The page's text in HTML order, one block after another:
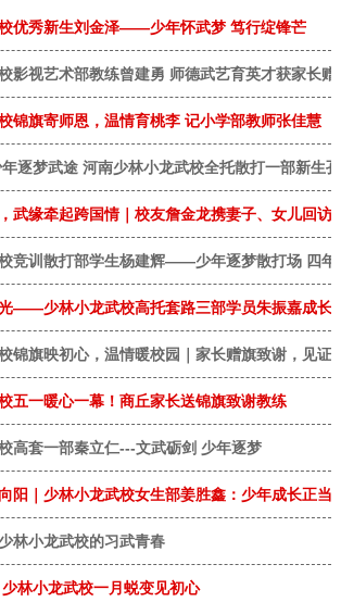
优秀新生刘金泽——少年怀武梦 笃行绽锋芒
影视艺术部教练曾建勇 师德武艺育英才获家长赠
锦旗寄师恩，温情育桃李 记小学部教师张佳慧
逐梦武途 河南少林小龙武校全托散打一部新生
武缘牵起跨国情｜校友詹金龙携妻子、女儿回访
竞训散打部学生杨建辉——少年逐梦散打场 四年
——少林小龙武校高托套路三部学员朱振嘉成长
锦旗映初心，温情暖校园｜家长赠旗致谢，见证
五一暖心一幕！商丘家长送锦旗致谢教练
高套一部秦立仁---文武砺剑 少年逐梦
阳｜少林小龙武校女生部姜胜鑫：少年成长正当
林小龙武校的习武青春
林小龙武校一月蜕变见初心